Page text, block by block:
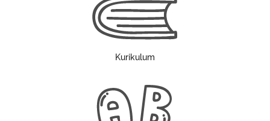
Kurikulum